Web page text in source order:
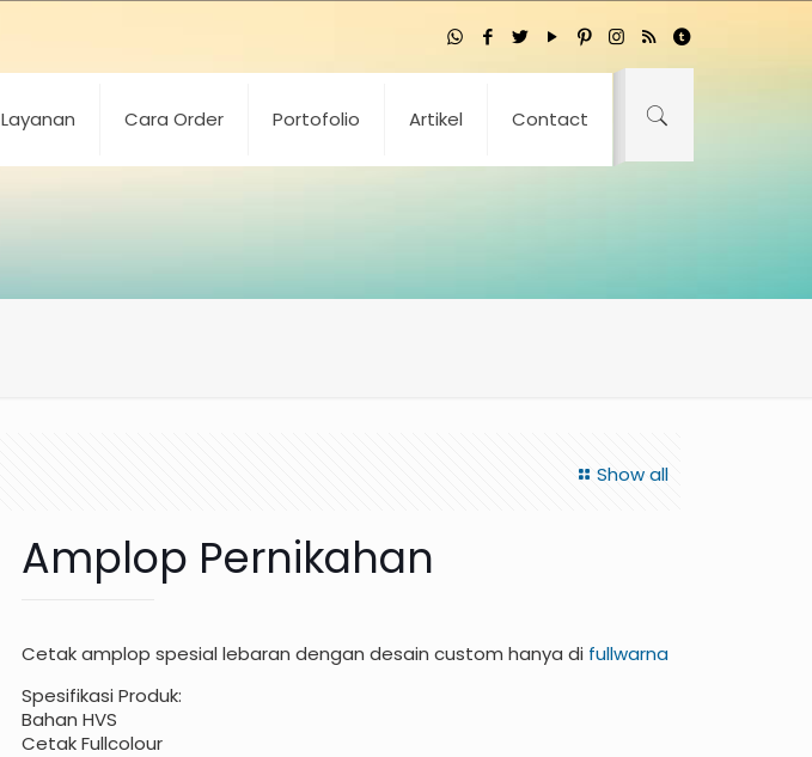
Layanan Cara Order Portofolio Artikel Contact
Show all
Amplop Pernikahan
Cetak amplop spesial lebaran dengan desain custom hanya di fullwarna
Spesifikasi Produk:
Bahan HVS
Cetak Fullcolour